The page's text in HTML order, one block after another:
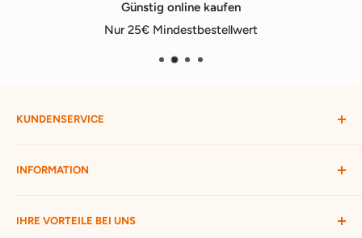
Günstig online kaufen
Nur 25€ Mindestbestellwert
KUNDENSERVICE
Mein Konto
Widerruf starten
Bestellung verfolgen
Passwort vergessen
INFORMATION
Versandbedingungen
Ratgeber
IHRE VORTEILE BEI UNS